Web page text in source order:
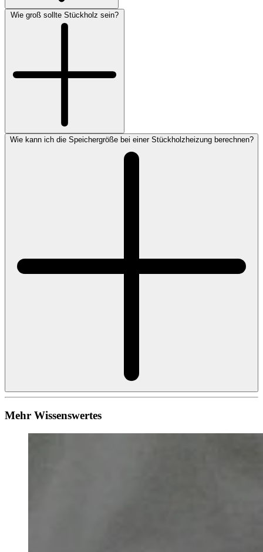
Wie groß sollte Stückholz sein?
Wie kann ich die Speichergröße bei einer Stückholzheizung berechnen?
Mehr Wissenswertes